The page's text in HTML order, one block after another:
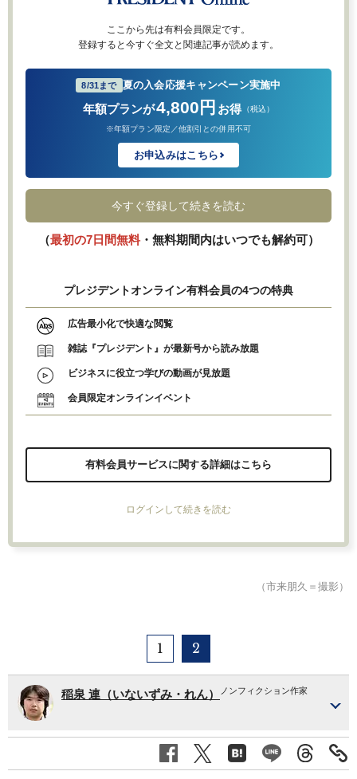
ここから先は有料会員限定です。
登録すると今すぐ全文と関連記事が読めます。
8/31まで 夏の入会応援キャンペーン実施中
年額プランが4,800円 お得 （税込）
※年額プラン限定／他割引との併用不可
お申込みはこちら
今すぐ登録して続きを読む
（最初の7日間無料・無料期間内はいつでも解約可）
プレジデントオンライン有料会員の4つの特典
広告最小化で快適な閲覧
雑誌『プレジデント』が最新号から読み放題
ビジネスに役立つ学びの動画が見放題
会員限定オンラインイベント
有料会員サービスに関する詳細はこちら
ログインして続きを読む
（市来朋久＝撮影）
1 2
稲泉 連（いないずみ・れん） ノンフィクション作家